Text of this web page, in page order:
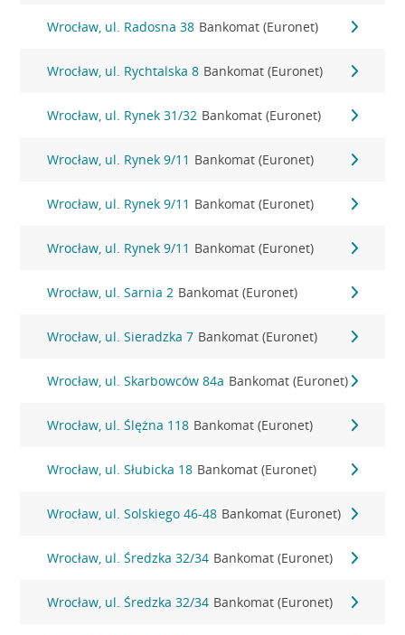
Wrocław, ul. Radosna 38 Bankomat (Euronet)
Wrocław, ul. Rychtalska 8 Bankomat (Euronet)
Wrocław, ul. Rynek 31/32 Bankomat (Euronet)
Wrocław, ul. Rynek 9/11 Bankomat (Euronet)
Wrocław, ul. Rynek 9/11 Bankomat (Euronet)
Wrocław, ul. Rynek 9/11 Bankomat (Euronet)
Wrocław, ul. Sarnia 2 Bankomat (Euronet)
Wrocław, ul. Sieradzka 7 Bankomat (Euronet)
Wrocław, ul. Skarbowców 84a Bankomat (Euronet)
Wrocław, ul. Ślężna 118 Bankomat (Euronet)
Wrocław, ul. Słubicka 18 Bankomat (Euronet)
Wrocław, ul. Solskiego 46-48 Bankomat (Euronet)
Wrocław, ul. Średzka 32/34 Bankomat (Euronet)
Wrocław, ul. Średzka 32/34 Bankomat (Euronet)